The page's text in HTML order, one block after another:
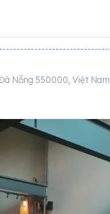
Nẵng 550000, Việt Nam